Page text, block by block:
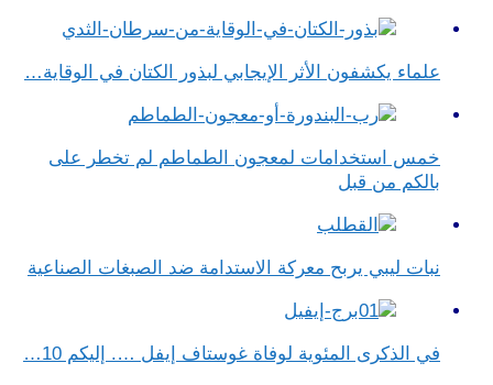
علماء يكشفون الأثر الإيجابي لبذور الكتان في الوقاية…
خمس استخدامات لمعجون الطماطم لم تخطر على
بالكم من قبل
نبات ليبي يربح معركة الاستدامة ضد الصبغات الصناعية
في الذكرى المئوية لوفاة غوستاف إيفل …. إليكم 10…